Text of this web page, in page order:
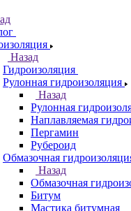
Назад
Гидроизоляция
Рулонная гидроизоляция
Назад
Рулонная
Наплавляемая
Пергамин
Рубероид
Обмазочная
Назад
Обмазочная
Битум
Мастика битумная